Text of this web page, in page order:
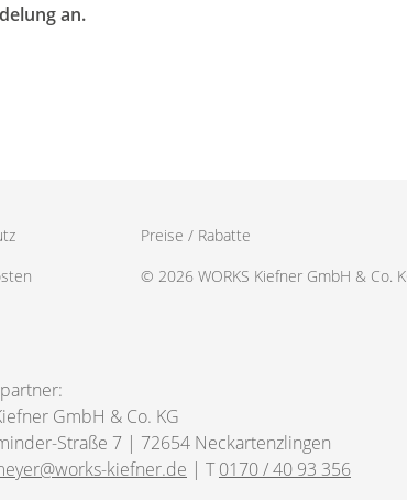
an.
Preise / Rabatte
© 2026 WORKS Kiefner GmbH & Co.
GmbH & Co. KG
Straße 7 | 72654 Neckartenzlingen
kiefner.de | T0170 / 40 93 356